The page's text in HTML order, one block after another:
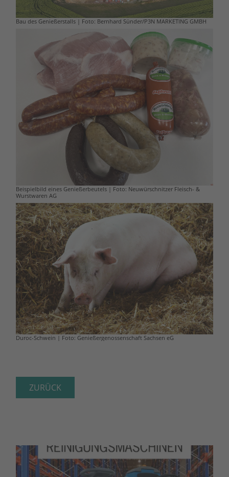
Bau des Genießerstalls | Foto: Bernhard Sünder/P3N MARKETING GMBH
Beispielbild eines Genießerbeutels | Foto: Neuwürschnitzer Fleisch- &
Wurstwaren AG
Duroc-Schwein | Foto: Genießergenossenschaft Sachsen eG
ZURÜCK